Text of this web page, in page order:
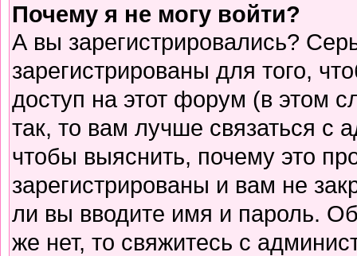
Почему я не могу войти?
А вы зарегистрировались?
зарегистрированы для того,
доступ на этот форум (в этом
так, то вам лучше связаться с
чтобы выяснить, почему это
зарегистрированы и вам не
ли вы вводите имя и пароль.
же нет, то свяжитесь с